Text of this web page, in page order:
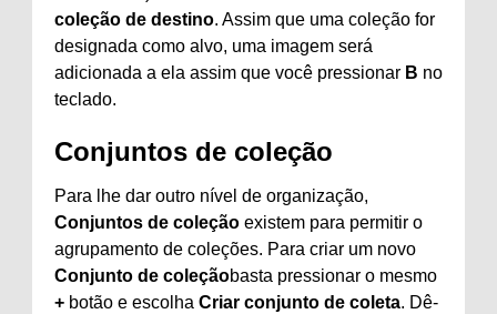
coleção de destino. Assim que uma coleção for
designada como alvo, uma imagem será
adicionada a ela assim que você pressionar B no
teclado.
Conjuntos de coleção
Para lhe dar outro nível de organização,
Conjuntos de coleção existem para permitir o
agrupamento de coleções. Para criar um novo
Conjunto de coleçãobasta pressionar o mesmo
+ botão e escolha Criar conjunto de coleta. Dê-